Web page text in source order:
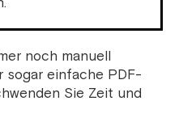
noch manuell
sogar einfache PDF-
Sie Zeit und